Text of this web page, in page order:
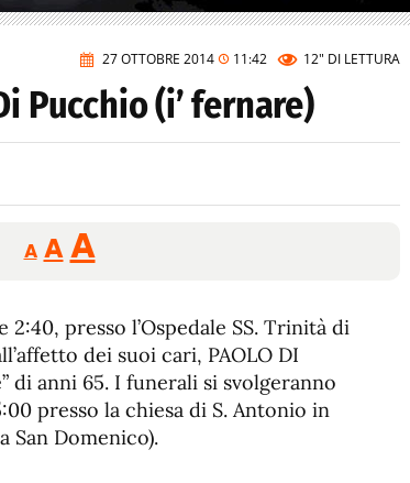
27 OTTOBRE 2014 11:42 12" DI LETTURA
Pucchio (i’ fernare)
A
Reducir
tamaño
A Restablecer
tamaño
fuente
AAumentar
de
fuente.
presso l’Ospedale SS. Trinità di
dei suoi cari, PAOLO DI
di anni 65. I funerali si svolgeranno
presso la chiesa di S. Antonio in
San Domenico).